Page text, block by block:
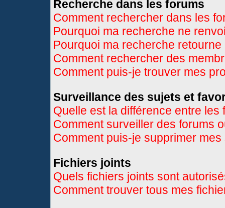
Recherche dans les forums
Comment rechercher dans les
Pourquoi ma recherche ne
Pourquoi ma recherche
Comment rechercher des
Comment puis-je trouver mes
Surveillance des sujets et
Quelle est la différence entre
Comment surveiller des forums
Comment puis-je supprimer
Fichiers joints
Quels fichiers joints sont
Comment trouver tous mes